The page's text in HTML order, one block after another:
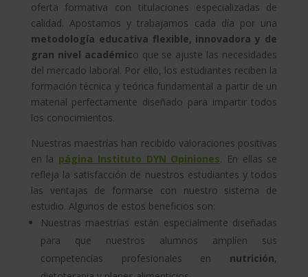
oferta formativa con titulaciones especializadas de
calidad. Apostamos y trabajamos cada día por una
metodología educativa flexible, innovadora y de
gran nivel académico que se ajuste las necesidades
del mercado laboral. Por ello, los estudiantes reciben la
formación técnica y teórica fundamental a partir de un
material perfectamente diseñado para impartir todos
los conocimientos.
Nuestras maestrías han recibido valoraciones positivas
en la página Instituto DYN Opiniones. En ellas se
refleja la satisfacción de nuestros estudiantes y todos
las ventajas de formarse con nuestro sistema de
estudio. Algunos de estos beneficios son:
Nuestras maestrías están especialmente diseñadas
para que nuestros alumnos amplíen sus
competencias profesionales en nutrición,